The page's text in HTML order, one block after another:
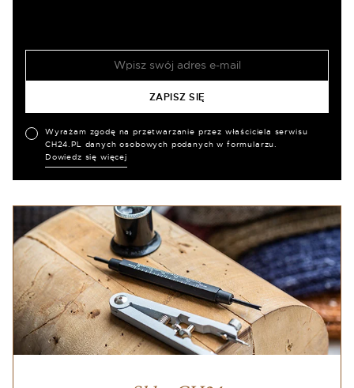
Wyrażam zgodę na przetwarzanie przez właściciela serwisu
CH24.PL danych osobowych podanych w formularzu.
Dowiedz się więcej